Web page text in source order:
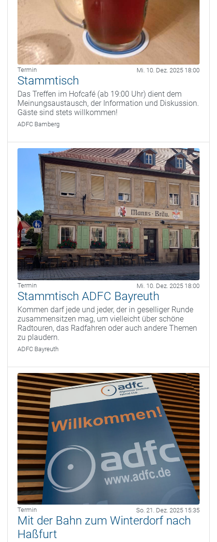
Termin Mi. 10. Dez. 2025 18:00
Stammtisch
Das Treffen im Hofcafé (ab 19:00 Uhr) dient dem
Meinungsaustausch, der Information und Diskussion.
Gäste sind stets willkommen!
ADFC Bamberg
Termin Mi. 10. Dez. 2025 18:00
Stammtisch ADFC Bayreuth
Kommen darf jede und jeder, der in geselliger Runde
zusammensitzen mag, um vielleicht über schöne
Radtouren, das Radfahren oder auch andere Themen
zu plaudern.
ADFC Bayreuth
Termin So. 21. Dez. 2025 15:35
Mit der Bahn zum Winterdorf nach
Haßfurt